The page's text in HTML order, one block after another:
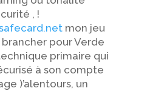
, !
mon jeu
pour Verde
primaire qui
à son compte
)’alentours, un